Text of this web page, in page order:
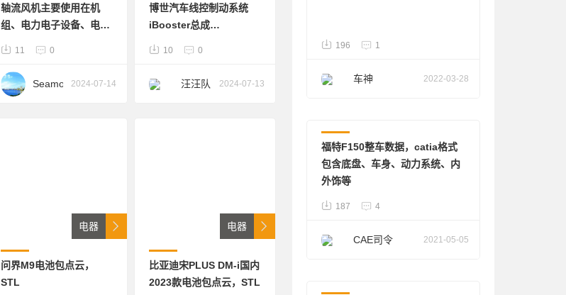
轴流风机主要使用在机
组、电力电子设备、电源
主要由机壳架、叶轮和风
机罩组成，图档包含源文
11 0
Seamopan2024-07-14
博世汽车线控制动系统
iBooster总成
压传递的分体式线控制动
10 0
汪汪队 2024-07-13
电器
问界M9电池包点云，
STL
电器
比亚迪宋PLUS DM-i国内
2023款电池包点云，STL
196 1
车神 2022-03-28
福特F150整车数据，catia格式
包含底盘、车身、动力系统、内
外饰等
187 4
CAE司令 2021-05-05